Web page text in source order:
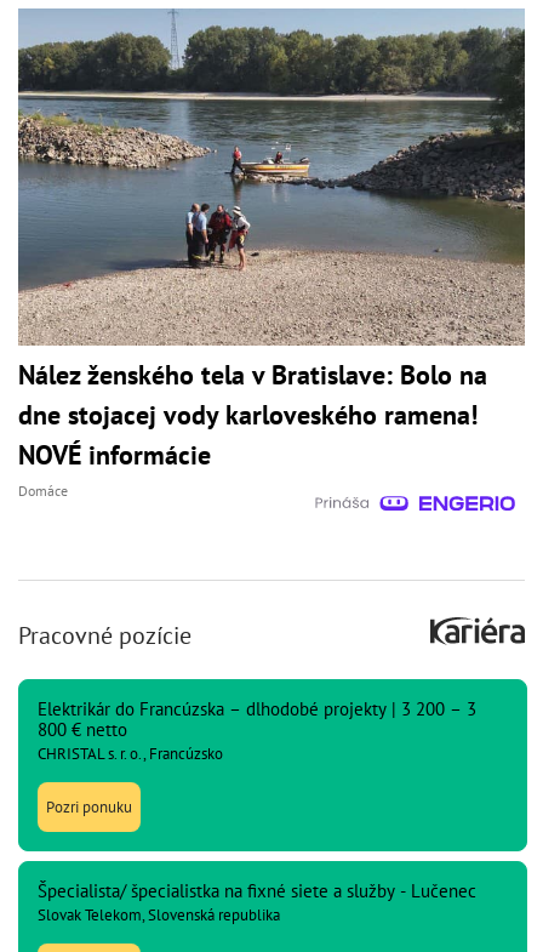
Nález ženského tela v Bratislave: Bolo na
dne stojacej vody karloveského ramena!
NOVÉ informácie
Domáce
Pracovné pozície
Elektrikár do Francúzska – dlhodobé projekty | 3 200 – 3
800 € netto
CHRISTAL s. r. o., Francúzsko
Pozri ponuku
Špecialista/ špecialistka na fixné siete a služby - Lučenec
Slovak Telekom, Slovenská republika